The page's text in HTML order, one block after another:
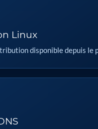
Linux
disponible depuis le